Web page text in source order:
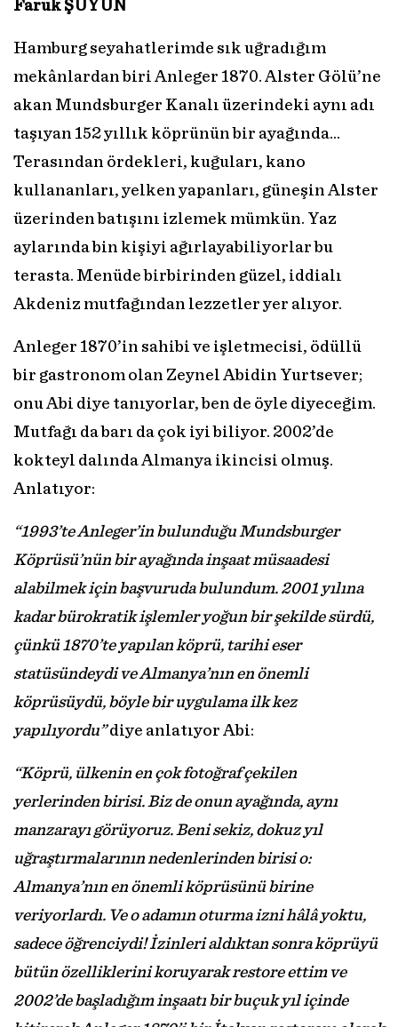
Faruk ŞÜYÜN
Hamburg seyahatlerimde sık uğradığım
mekânlardan biri Anleger 1870. Alster Gölü’ne
akan Mundsburger Kanalı üzerindeki aynı adı
taşıyan 152 yıllık köprünün bir ayağında...
Terasından ördekleri, kuğuları, kano
kullananları, yelken yapanları, güneşin Alster
üzerinden batışını izlemek mümkün. Yaz
aylarında bin kişiyi ağırlayabiliyorlar bu
terasta. Menüde birbirinden güzel, iddialı
Akdeniz mutfağından lezzetler yer alıyor.
Anleger 1870’in sahibi ve işletmecisi, ödüllü
bir gastronom olan Zeynel Abidin Yurtsever;
onu Abi diye tanıyorlar, ben de öyle diyeceğim.
Mutfağı da barı da çok iyi biliyor. 2002’de
kokteyl dalında Almanya ikincisi olmuş.
Anlatıyor:
“1993’te Anleger’in bulunduğu Mundsburger
Köprüsü’nün bir ayağında inşaat müsaadesi
alabilmek için başvuruda bulundum. 2001 yılına
kadar bürokratik işlemler yoğun bir şekilde sürdü,
çünkü 1870’te yapılan köprü, tarihi eser
statüsündeydi ve Almanya’nın en önemli
köprüsüydü, böyle bir uygulama ilk kez
yapılıyordu”diye anlatıyor Abi:
“Köprü, ülkenin en çok fotoğraf çekilen
yerlerinden birisi. Biz de onun ayağında, aynı
manzarayı görüyoruz. Beni sekiz, dokuz yıl
uğraştırmalarının nedenlerinden birisi o:
Almanya’nın en önemli köprüsünü birine
veriyorlardı. Ve o adamın oturma izni hâlâ yoktu,
sadece öğrenciydi! İzinleri aldıktan sonra köprüyü
bütün özelliklerini koruyarak restore ettim ve
2002’de başladığım inşaatı bir buçuk yıl içinde